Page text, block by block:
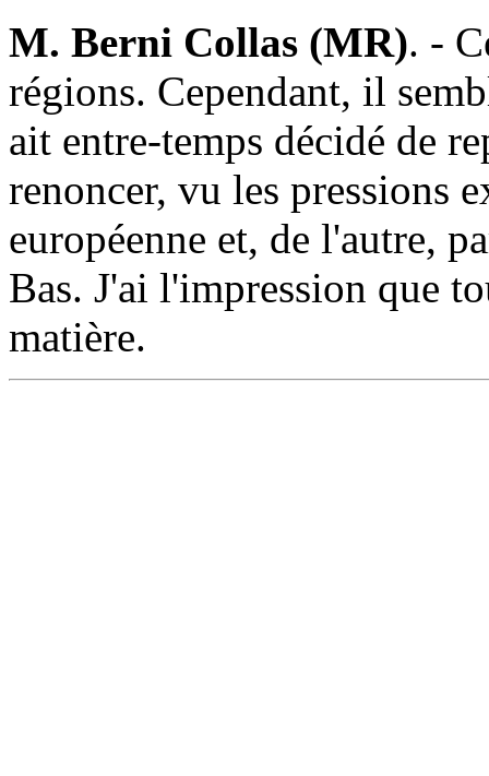
M. Berni Collas (MR). -
régions. Cependant, il
ait entre-temps décidé de
renoncer, vu les pressions
européenne et, de l'autre,
Bas. J'ai l'impression que
matière.